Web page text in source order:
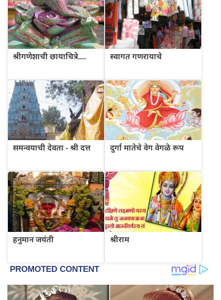
श्रीगणेशाची छायाचित्रे.... स्वागत गणरायाचे
समन्वयाची देवता - श्री दत्त दुर्गा मातेचे वेग वेगळे रूप
हनुमान जयंती श्रीराम